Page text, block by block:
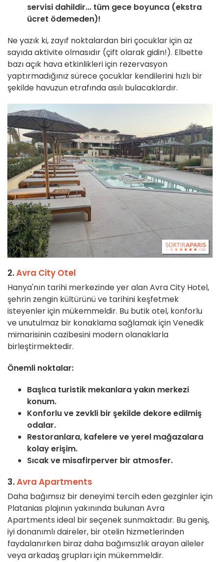
servisi dahildir... tüm gece boyunca (ekstra
ücret ödemeden)!
Ne yazık ki, zayıf noktalardan biri çocuklar için az
sayıda aktivite olmasıdır (çift olarak gidin!). Elbette
bazı açık hava etkinlikleri için rezervasyon
yaptırmadığınız sürece çocuklar kendilerini hızlı bir
şekilde havuzun etrafında asılı bulacaklardır.
2.Avra City Otel
Hanya'nın tarihi merkezinde yer alan Avra City Hotel,
şehrin zengin kültürünü ve tarihini keşfetmek
isteyenler için mükemmeldir. Bu butik otel, konforlu
ve unutulmaz bir konaklama sağlamak için Venedik
mimarisinin cazibesini modern olanaklarla
birleştirmektedir.
Önemli noktalar:
Başlıca turistik mekanlara yakın merkezi
konum.
Konforlu ve zevkli bir şekilde dekore edilmiş
odalar.
Restoranlara, kafelere ve yerel mağazalara
kolay erişim.
Sıcak ve misafirperver bir atmosfer.
3.Avra Apartments
Daha bağımsız bir deneyimi tercih eden gezginler için
Platanias plajının yakınında bulunan Avra
Apartments ideal bir seçenek sunmaktadır. Bu geniş,
iyi donanımlı daireler, bir otelin hizmetlerinden
faydalanırken biraz daha bağımsızlık arayan aileler
veya arkadaş grupları için mükemmeldir.